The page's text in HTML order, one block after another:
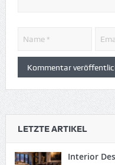
LETZTE ARTIKEL
Interior